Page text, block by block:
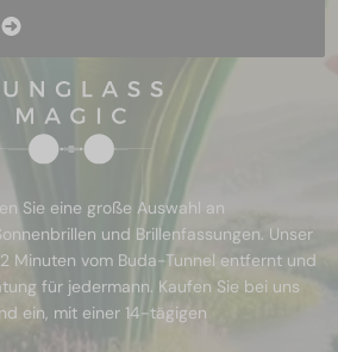
Sie eine große Auswahl an
und Brillenfassungen. Unser
Minuten vom Buda-Tunnel entfernt und
für jedermann. Kaufen Sie bei uns
ein, mit einer 14-tägigen